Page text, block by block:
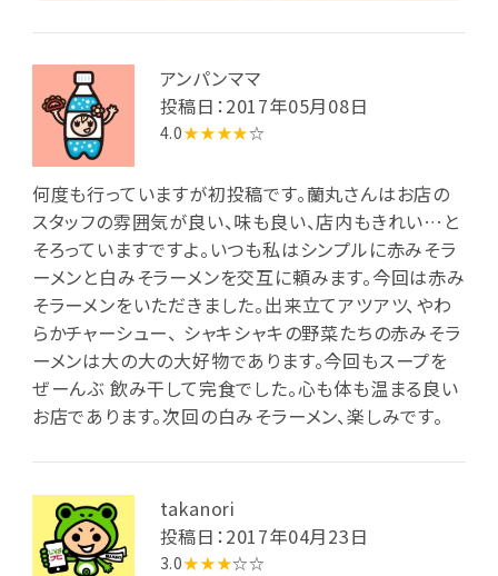
アンパンママ
投稿日：2017年05月08日
4.0★★★★☆
何度も行っていますが初投稿です。蘭丸さんはお店の
スタッフの雰囲気が良い、味も良い、店内もきれい…と
そろっていますですよ。いつも私はシンプルに赤みそラ
ーメンと白みそラーメンを交互に頼みます。今回は赤み
そラーメンをいただきました。出来立てアツアツ、やわ
らかチャーシュー、 シャキシャキの野菜たちの赤みそラ
ーメンは大の大の大好物であります。今回もスープを
ぜーんぶ 飲み干して完食でした。心も体も温まる良い
お店であります。次回の白みそラーメン、楽しみです。
takanori
投稿日：2017年04月23日
3.0★★★☆☆